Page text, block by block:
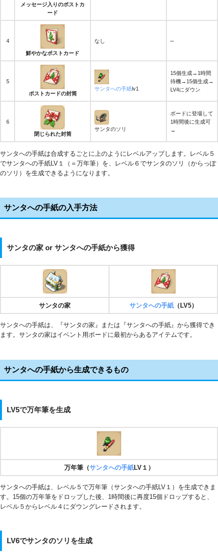
メッセージ入りのポストカ
ード
4
鮮やかなポストカード
なし –
5
ポストカードの封筒
サンタへの手紙lv1
15個生成→1時間
待機→15個生成→
LV4にダウン
6
閉じられた封筒
サンタのソリ
ボードに登場して
1時間後に生成可
→
サンタへの手紙は合成するごとに上のようにレベルアップします。レベル５
でサンタへの手紙LV１（＝万年筆）を、レベル６でサンタのソリ（からっぽ
のソリ）を生成できるようになります。
サンタへの手紙の入手方法
サンタの家 or サンタへの手紙から獲得
サンタの家 サンタへの手紙（LV5）
サンタへの手紙は、『サンタの家』または『サンタへの手紙』から獲得でき
ます。サンタの家はイベント用ボードに最初からあるアイテムです。
サンタへの手紙から生成できるもの
LV5で万年筆を生成
万年筆（サンタへの手紙LV１）
サンタへの手紙は、レベル５で万年筆（サンタへの手紙LV１）を生成できま
す。15個の万年筆をドロップした後、1時間後に再度15個ドロップすると、
レベル５からレベル４にダウングレードされます。
LV6でサンタのソリを生成